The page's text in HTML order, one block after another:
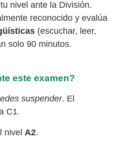
nivel ante la División.
reconocido y evalúa
(escuchar, leer,
solo 90 minutos.
este examen?
suspender. El
C1.
nivel A2.